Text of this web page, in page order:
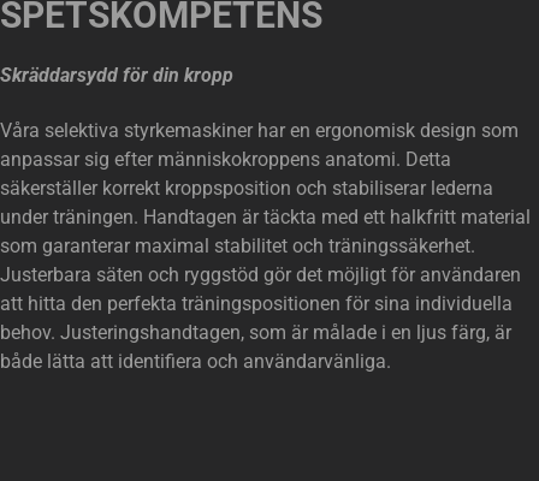
SPETSKOMPETENS
Skräddarsydd för din kropp
Våra selektiva styrkemaskiner har en ergonomisk design som
anpassar sig efter människokroppens anatomi. Detta
säkerställer korrekt kroppsposition och stabiliserar lederna
under träningen. Handtagen är täckta med ett halkfritt material
som garanterar maximal stabilitet och träningssäkerhet.
Justerbara säten och ryggstöd gör det möjligt för användaren
att hitta den perfekta träningspositionen för sina individuella
behov. Justeringshandtagen, som är målade i en ljus färg, är
både lätta att identifiera och användarvänliga.